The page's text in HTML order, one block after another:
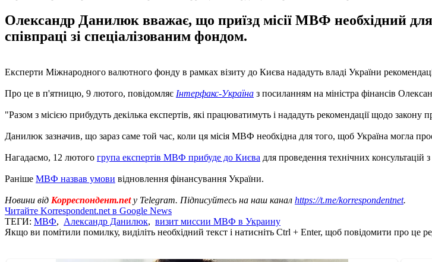
Олександр Данилюк вважає, що приїзд місії МВФ необхідний
співпраці зі спеціалізованим фондом.
Експерти Міжнародного валютного фонду в рамках візиту до Києва нададуть владі України
Про це в п'ятницю, 9 лютого, повідомляє Інтерфакс-Україна з посиланням на міністра фінансів
"Разом з місією прибудуть декілька експертів, які працюватимуть і нададуть рекомендації щодо
Данилюк зазначив, що зараз саме той час, коли ця місія МВФ необхідна для того, щоб Україна могла
Нагадаємо, 12 лютого група експертів МВФ прибуде до Києва для проведення технічних консультацій
Раніше МВФ назвав умови відновлення фінансування України.
Новини від Корреспондент.netу Telegram. Підписуйтесь на наш канал https://t.me/korrespondentnet.
Читайте Korrespondent.net в Google News
ТЕГИ: МВФ, Александр Данилюк, визит миссии МВФ в Украину
Якщо ви помітили помилку, виділіть необхідний текст і натисніть Ctrl + Enter, щоб повідомити про це